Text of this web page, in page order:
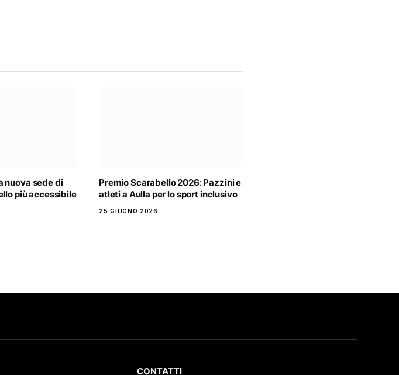
nuova sede di
più accessibile
Premio Scarabello 2026: Pazzini e
atleti a Aulla per lo sport inclusivo
25 GIUGNO 2026
CONTATTI